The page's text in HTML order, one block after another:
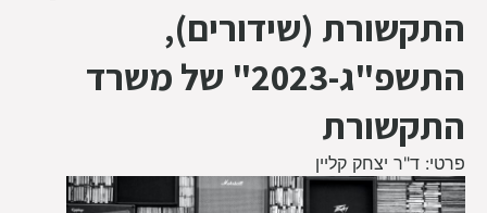
התקשורת (שידורים),
התשפ"ג-2023" של משרד
התקשורת
פרטי: ד"ר יצחק קליין